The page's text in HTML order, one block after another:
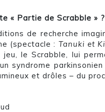
« Partie de Scrabble » ?
de recherche
(spectacle : Tanuki et
jeu, le Scrabble, lui
syndrome
et drôles – du